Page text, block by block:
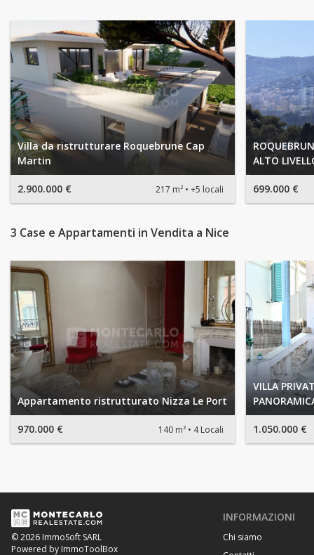
Villa da ristrutturare Roquebrune Cap
Martin
2.900.000 € 217 m² +5 locali
ALTO
699.000 €
3 Case e Appartamenti in Vendita a Nice
Appartamento ristrutturato Nizza Le Port
970.000 € 140 m² 4 Locali
VILLA
1.050.000 €
© 2026 ImmoSoft SARL
Powered by ImmoToolBox
INFORMAZIONI
Chi siamo